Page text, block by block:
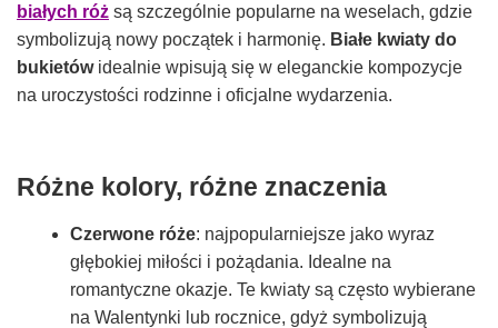
białych róż są szczególnie popularne na weselach, gdzie
symbolizują nowy początek i harmonię. Białe kwiaty do
bukietówidealnie wpisują się w eleganckie kompozycje
na uroczystości rodzinne i oficjalne wydarzenia.
Różne kolory, różne znaczenia
Czerwone róże: najpopularniejsze jako wyraz
głębokiej miłości i pożądania. Idealne na
romantyczne okazje. Te kwiaty są często wybierane
na Walentynki lub rocznice, gdyż symbolizują